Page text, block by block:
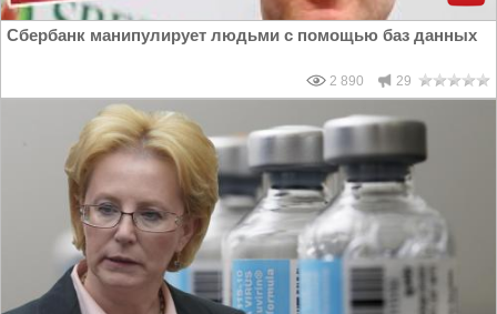
Сбербанк манипулирует людьми с помощью баз данных
2 890 29